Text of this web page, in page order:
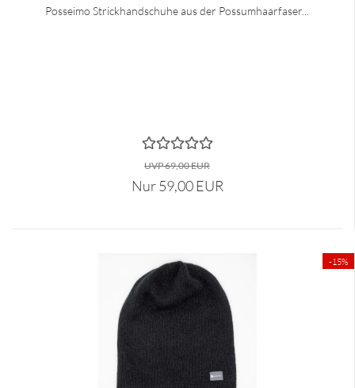
Posseimo Strickhandschuhe aus der Possumhaarfaser...
UVP 69,00 EUR
Nur 59,00 EUR
-15%